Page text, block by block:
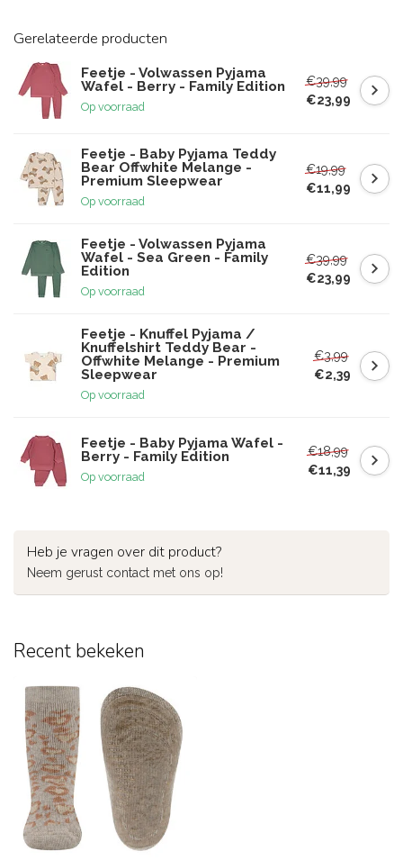
Gerelateerde producten
Feetje - Volwassen Pyjama
Wafel - Berry - Family Edition
Op voorraad
€39,99
€23,99
Feetje - Baby Pyjama Teddy
Bear Offwhite Melange -
Premium Sleepwear
Op voorraad
€19,99
€11,99
Feetje - Volwassen Pyjama
Wafel - Sea Green - Family
Edition
Op voorraad
€39,99
€23,99
Feetje - Knuffel Pyjama /
Knuffelshirt Teddy Bear -
Offwhite Melange - Premium
Sleepwear
Op voorraad
€3,99
€2,39
Feetje - Baby Pyjama Wafel -
Berry - Family Edition
Op voorraad
€18,99
€11,39
Heb je vragen over dit product?
Neem gerust contact met ons op!
Recent bekeken